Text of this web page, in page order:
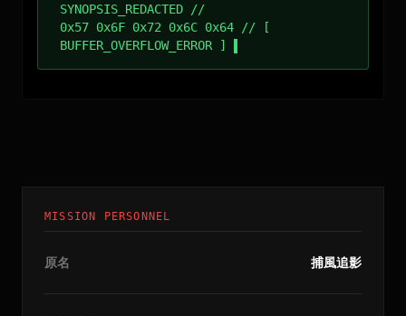
SYNOPSIS_REDACTED //
0x57 0x6F 0x72 0x6C 0x64 // [
BUFFER_OVERFLOW_ERROR ]
MISSION PERSONNEL
原名 捕風追影